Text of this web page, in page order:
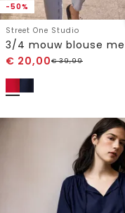
-50%
Street One Studio
€ 20,00€39,99